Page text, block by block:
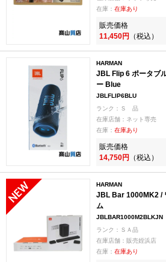
在庫： 在庫あり
販売価格
11,450円 （税込）
HARMAN
JBL Flip 6 ポータブ
ー Blue
JBLFLIP6BLU
ランク：Ｓ 品
在庫店舗：ネット専売
在庫： 在庫あり
販売価格
14,750円 （税込）
HARMAN
JBL Bar 1000MK2 /
ム
JBLBAR1000M2BLKJN
ランク：ＳＡ品
在庫店舗：販売姪浜店
在庫： 在庫あり